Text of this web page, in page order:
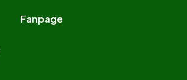
Fanpage